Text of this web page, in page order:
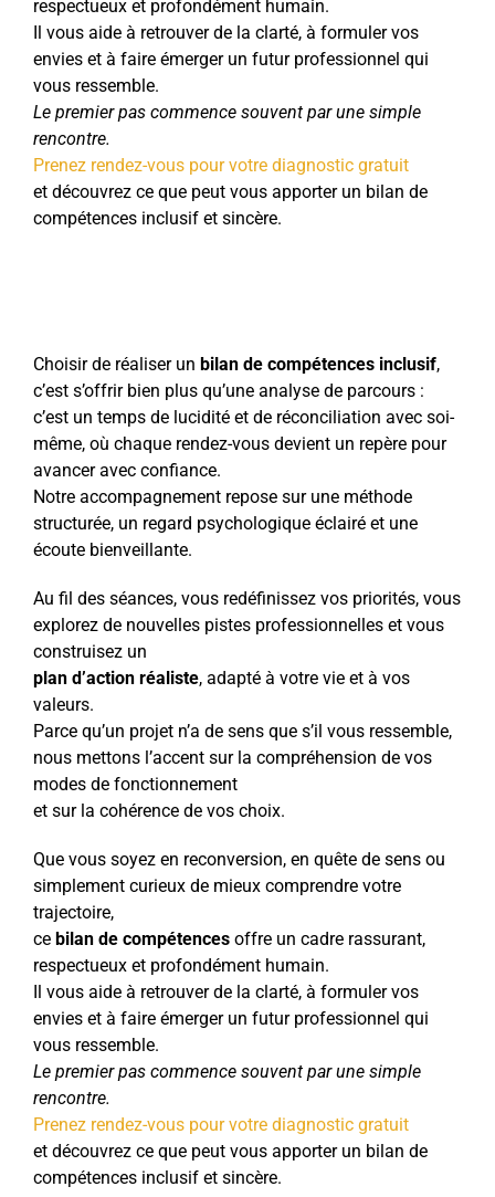
respectueux et profondément humain.
Il vous aide à retrouver de la clarté, à formuler vos
envies et à faire émerger un futur professionnel qui
vous ressemble.
Le premier pas commence souvent par une simple
rencontre.
Prenez rendez-vous pour votre diagnostic gratuit
et découvrez ce que peut vous apporter un bilan de
compétences inclusif et sincère.
Choisir de réaliser un bilan de compétences inclusif,
c’est s’offrir bien plus qu’une analyse de parcours :
c’est un temps de lucidité et de réconciliation avec soi-
même, où chaque rendez-vous devient un repère pour
avancer avec confiance.
Notre accompagnement repose sur une méthode
structurée, un regard psychologique éclairé et une
écoute bienveillante.
Au fil des séances, vous redéfinissez vos priorités, vous
explorez de nouvelles pistes professionnelles et vous
construisez un
plan d’action réaliste, adapté à votre vie et à vos
valeurs.
Parce qu’un projet n’a de sens que s’il vous ressemble,
nous mettons l’accent sur la compréhension de vos
modes de fonctionnement
et sur la cohérence de vos choix.
Que vous soyez en reconversion, en quête de sens ou
simplement curieux de mieux comprendre votre
trajectoire,
ce bilan de compétences offre un cadre rassurant,
respectueux et profondément humain.
Il vous aide à retrouver de la clarté, à formuler vos
envies et à faire émerger un futur professionnel qui
vous ressemble.
Le premier pas commence souvent par une simple
rencontre.
Prenez rendez-vous pour votre diagnostic gratuit
et découvrez ce que peut vous apporter un bilan de
compétences inclusif et sincère.